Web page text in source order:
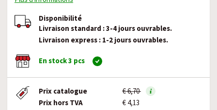
Disponibilité
Livraison standard : 3-4 jours ouvrables.
Livraison express : 1-2 jours ouvrables.
En stock 3 pcs
Prix catalogue
€ 6,70
Prix hors TVA
€ 4,13